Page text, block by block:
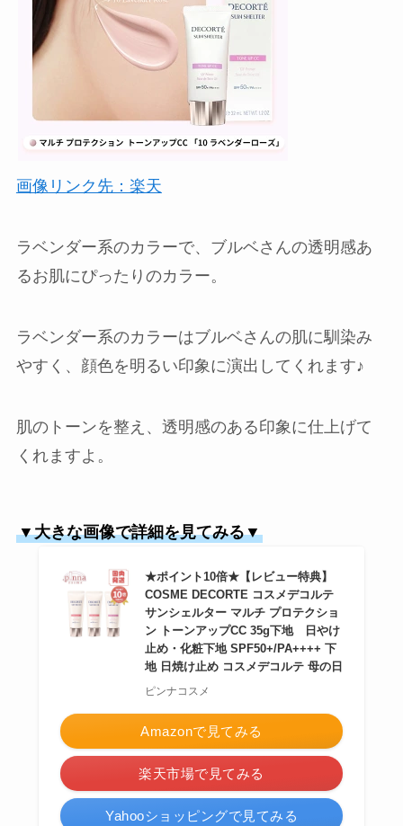
画像リンク先：楽天
ラベンダー系のカラーで、ブルベさんの透明感あ
るお肌にぴったりのカラー。
ラベンダー系のカラーはブルベさんの肌に馴染み
やすく、顔色を明るい印象に演出してくれます♪
肌のトーンを整え、透明感のある印象に仕上げて
くれますよ。
▼大きな画像で詳細を見てみる▼
★ポイント10倍★【レビュー特典】
COSME DECORTE コスメデコルテ
サンシェルター マルチ プロテクショ
ン トーンアップCC 35g下地 日やけ
止め・化粧下地 SPF50+/PA++++ 下
地 日焼け止め コスメデコルテ 母の日
ピンナコスメ
Amazonで見てみる
楽天市場で見てみる
Yahooショッピングで見てみる